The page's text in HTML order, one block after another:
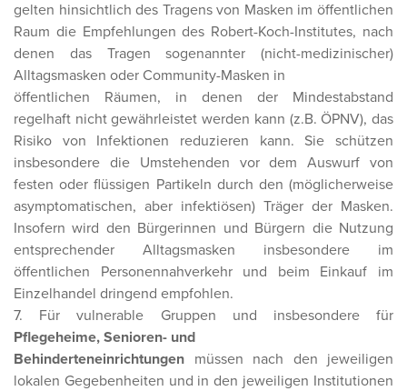
gelten hinsichtlich des Tragens von Masken im öffentlichen
Raum die Empfehlungen des Robert-Koch-Institutes, nach
denen das Tragen sogenannter (nicht-medizinischer)
Alltagsmasken oder Community-Masken in
öffentlichen Räumen, in denen der Mindestabstand
regelhaft nicht gewährleistet werden kann (z.B. ÖPNV), das
Risiko von Infektionen reduzieren kann. Sie schützen
insbesondere die Umstehenden vor dem Auswurf von
festen oder flüssigen Partikeln durch den (möglicherweise
asymptomatischen, aber infektiösen) Träger der Masken.
Insofern wird den Bürgerinnen und Bürgern die Nutzung
entsprechender Alltagsmasken insbesondere im
öffentlichen Personennahverkehr und beim Einkauf im
Einzelhandel dringend empfohlen.
7. Für vulnerable Gruppen und insbesondere für
Pflegeheime, Senioren- und
Behinderteneinrichtungen müssen nach den jeweiligen
lokalen Gegebenheiten und in den jeweiligen Institutionen